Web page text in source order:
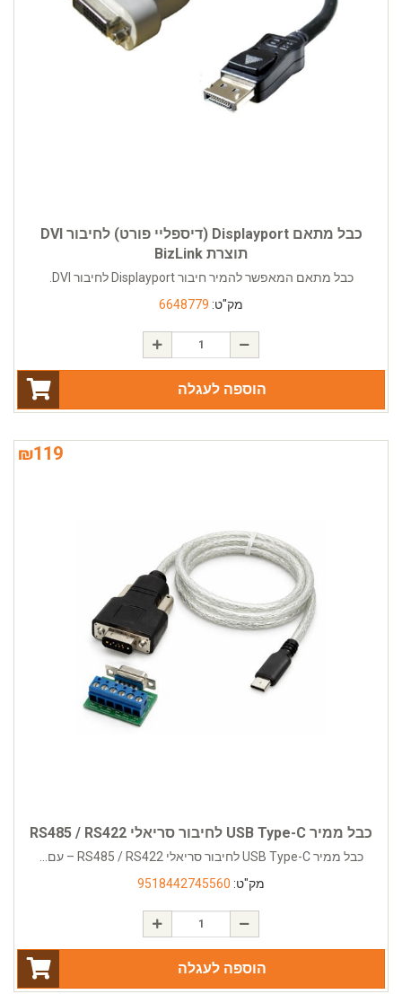
כבל מתאם Displayport (דיספליי פורט) לחיבור DVI
תוצרת BizLink
כבל מתאם המאפשר להמיר חיבור Displayport לחיבור DVI.
מק"ט: 6648779
הוספה לעגלה
₪119
כבל ממיר USB Type-C לחיבור סריאלי RS485 / RS422
כבל ממיר USB Type-C לחיבור סריאלי RS485 / RS422 – עם...
מק"ט: 9518442745560
הוספה לעגלה